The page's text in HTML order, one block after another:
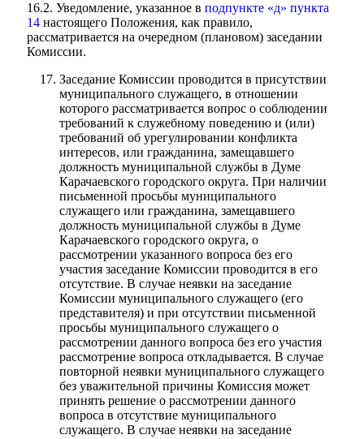
16.2. Уведомление, указанное в подпункте «д» пункта
14 настоящего Положения, как правило,
рассматривается на очередном (плановом) заседании
Комиссии.
Заседание Комиссии проводится в присутствии
муниципального служащего, в отношении
которого рассматривается вопрос о соблюдении
требований к служебному поведению и (или)
требований об урегулировании конфликта
интересов, или гражданина, замещавшего
должность муниципальной службы в Думе
Карачаевского городского округа. При наличии
письменной просьбы муниципального
служащего или гражданина, замещавшего
должность муниципальной службы в Думе
Карачаевского городского округа, о
рассмотрении указанного вопроса без его
участия заседание Комиссии проводится в его
отсутствие. В случае неявки на заседание
Комиссии муниципального служащего (его
представителя) и при отсутствии письменной
просьбы муниципального служащего о
рассмотрении данного вопроса без его участия
рассмотрение вопроса откладывается. В случае
повторной неявки муниципального служащего
без уважительной причины Комиссия может
принять решение о рассмотрении данного
вопроса в отсутствие муниципального
служащего. В случае неявки на заседание
Социальные
видеоролики
камера